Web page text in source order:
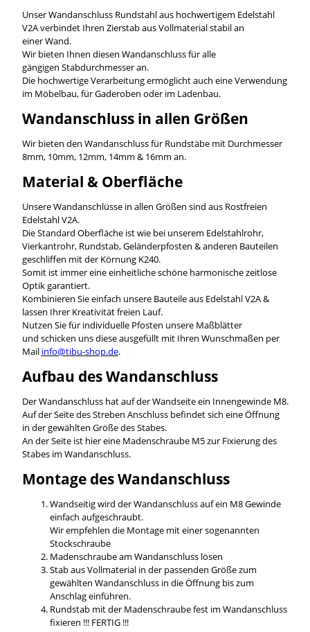
Unser Wandanschluss Rundstahl aus hochwertigem Edelstahl
V2A verbindet Ihren Zierstab aus Vollmaterial stabil an
einer Wand.
Wir bieten Ihnen diesen Wandanschluss für alle
gängigen Stabdurchmesser an.
Die hochwertige Verarbeitung ermöglicht auch eine Verwendung
im Möbelbau, für Gaderoben oder im Ladenbau.
Wandanschluss in allen Größen
Wir bieten den Wandanschluss für Rundstäbe mit Durchmesser
8mm, 10mm, 12mm, 14mm & 16mm an.
Material & Oberfläche
Unsere Wandanschlüsse in allen Größen sind aus Rostfreien
Edelstahl V2A.
Die Standard Oberfläche ist wie bei unserem Edelstahlrohr,
Vierkantrohr, Rundstab, Geländerpfosten & anderen Bauteilen
geschliffen mit der Körnung K240.
Somit ist immer eine einheitliche schöne harmonische zeitlose
Optik garantiert.
Kombinieren Sie einfach unsere Bauteile aus Edelstahl V2A &
lassen Ihrer Kreativität freien Lauf.
Nutzen Sie für individuelle Pfosten unsere Maßblätter
und schicken uns diese ausgefüllt mit Ihren Wunschmaßen per
Mail info@tibu-shop.de.
Aufbau des Wandanschluss
Der Wandanschluss hat auf der Wandseite ein Innengewinde M8.
Auf der Seite des Streben Anschluss befindet sich eine Öffnung
in der gewählten Größe des Stabes.
An der Seite ist hier eine Madenschraube M5 zur Fixierung des
Stabes im Wandanschluss.
Montage des Wandanschluss
Wandseitig wird der Wandanschluss auf ein M8 Gewinde
einfach aufgeschraubt.
Wir empfehlen die Montage mit einer sogenannten
Stockschraube
Madenschraube am Wandanschluss lösen
Stab aus Vollmaterial in der passenden Größe zum
gewählten Wandanschluss in die Öffnung bis zum
Anschlag einführen.
Rundstab mit der Madenschraube fest im Wandanschluss
fixieren !!! FERTIG !!!